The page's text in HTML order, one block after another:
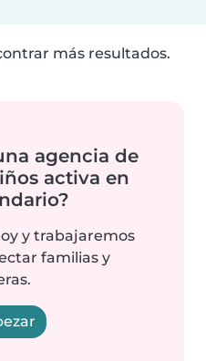
más resultados.
agencia de
activa en
y trabajaremos
familias y